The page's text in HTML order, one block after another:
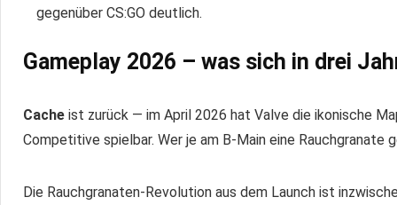
gegenüber CS:GO deutlich.
Gameplay 2026 – was sich in drei
Cache ist zurück — im April 2026 hat Valve die ikonische
Competitive spielbar. Wer je am B-Main eine
Die Rauchgranaten-Revolution aus dem Launch ist